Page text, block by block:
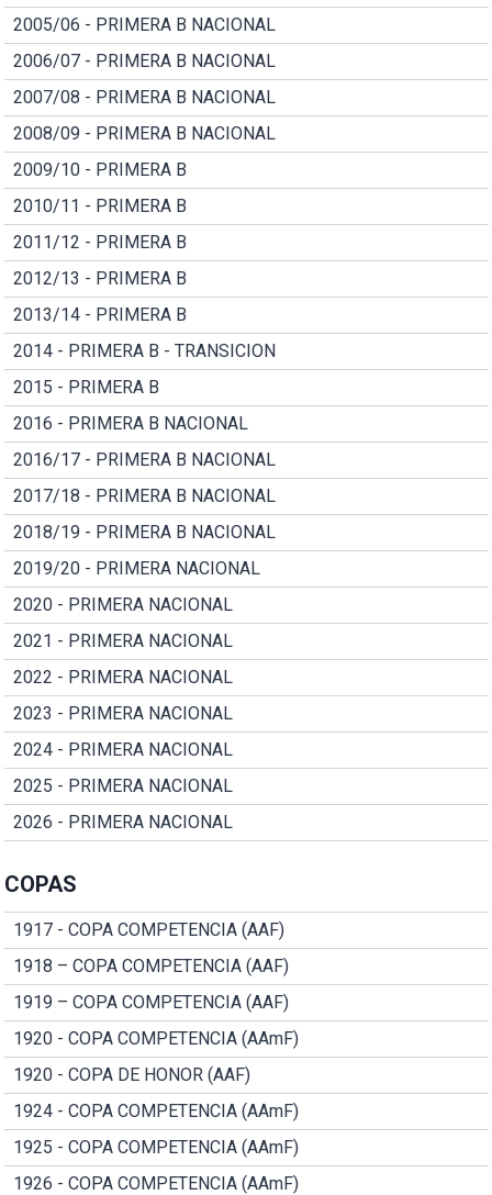
2005/06 - PRIMERA B NACIONAL
2006/07 - PRIMERA B NACIONAL
2007/08 - PRIMERA B NACIONAL
2008/09 - PRIMERA B NACIONAL
2009/10 - PRIMERA B
2010/11 - PRIMERA B
2011/12 - PRIMERA B
2012/13 - PRIMERA B
2013/14 - PRIMERA B
2014 - PRIMERA B - TRANSICION
2015 - PRIMERA B
2016 - PRIMERA B NACIONAL
2016/17 - PRIMERA B NACIONAL
2017/18 - PRIMERA B NACIONAL
2018/19 - PRIMERA B NACIONAL
2019/20 - PRIMERA NACIONAL
2020 - PRIMERA NACIONAL
2021 - PRIMERA NACIONAL
2022 - PRIMERA NACIONAL
2023 - PRIMERA NACIONAL
2024 - PRIMERA NACIONAL
2025 - PRIMERA NACIONAL
2026 - PRIMERA NACIONAL
COPAS
1917 - COPA COMPETENCIA (AAF)
1918 – COPA COMPETENCIA (AAF)
1919 – COPA COMPETENCIA (AAF)
1920 - COPA COMPETENCIA (AAmF)
1920 - COPA DE HONOR (AAF)
1924 - COPA COMPETENCIA (AAmF)
1925 - COPA COMPETENCIA (AAmF)
1926 - COPA COMPETENCIA (AAmF)